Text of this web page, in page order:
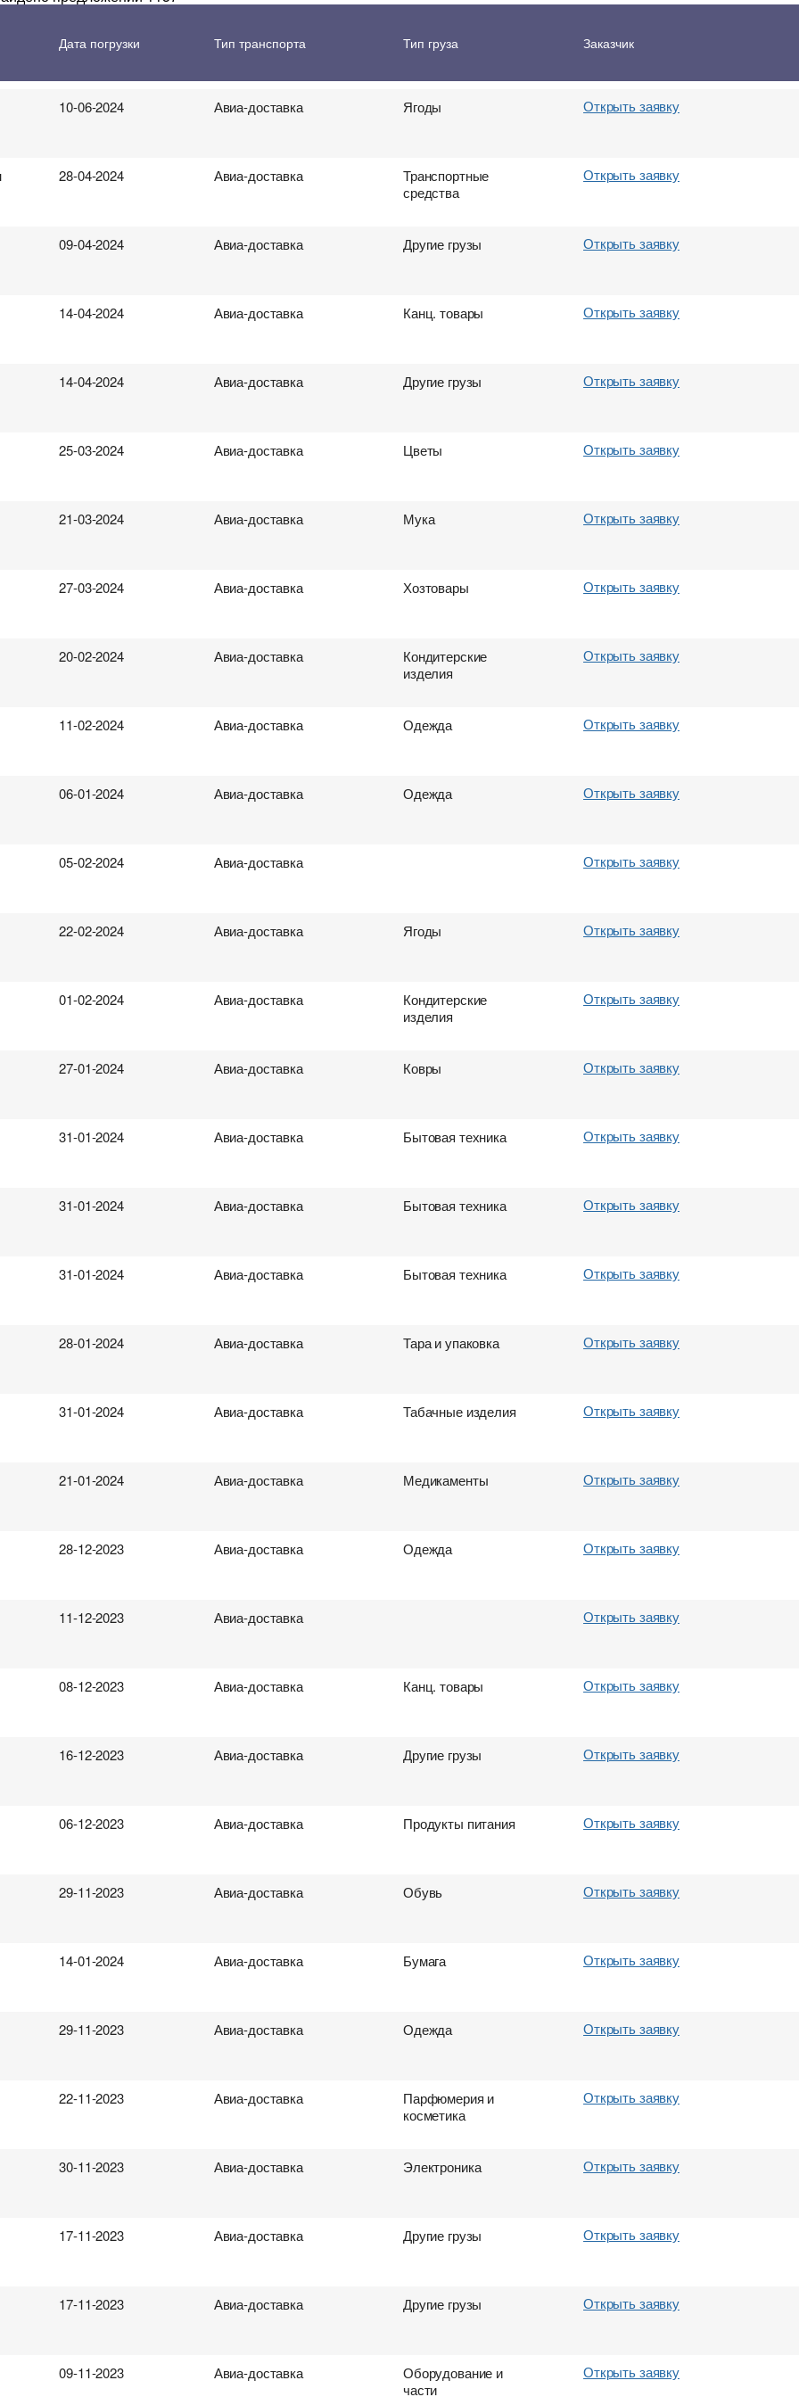
груза
погрузки Контактное лицо Контактный телефон
Отправить
перевозок
доставки
Контактное лицо Контактный телефон
Отправить
Дата погрузки Тип транспорта Тип груза Заказчик
18-04-2024 Авиа-доставка Бумага Открыть заявку
10-06-2024 Авиа-доставка Ягоды Открыть заявку
28-04-2024 Авиа-доставка
Транспортные
средства
Открыть заявку
09-04-2024 Авиа-доставка Другие грузы Открыть заявку
14-04-2024 Авиа-доставка Канц. товары Открыть заявку
14-04-2024 Авиа-доставка Другие грузы Открыть заявку
25-03-2024 Авиа-доставка Цветы Открыть заявку
21-03-2024 Авиа-доставка Мука Открыть заявку
27-03-2024 Авиа-доставка Хозтовары Открыть заявку
20-02-2024 Авиа-доставка
Кондитерские
изделия
Открыть заявку
11-02-2024 Авиа-доставка Одежда Открыть заявку
06-01-2024 Авиа-доставка Одежда Открыть заявку
05-02-2024 Авиа-доставка Открыть заявку
22-02-2024 Авиа-доставка Ягоды Открыть заявку
01-02-2024 Авиа-доставка
Кондитерские
изделия
Открыть заявку
27-01-2024 Авиа-доставка Ковры Открыть заявку
31-01-2024 Авиа-доставка Бытовая техника Открыть заявку
31-01-2024 Авиа-доставка Бытовая техника Открыть заявку
31-01-2024 Авиа-доставка Бытовая техника Открыть заявку
28-01-2024 Авиа-доставка Тара и упаковка Открыть заявку
31-01-2024 Авиа-доставка Табачные изделия Открыть заявку
21-01-2024 Авиа-доставка Медикаменты Открыть заявку
28-12-2023 Авиа-доставка Одежда Открыть заявку
11-12-2023 Авиа-доставка Открыть заявку
08-12-2023 Авиа-доставка Канц. товары Открыть заявку
16-12-2023 Авиа-доставка Другие грузы Открыть заявку
06-12-2023 Авиа-доставка Продукты питания Открыть заявку
29-11-2023 Авиа-доставка Обувь Открыть заявку
14-01-2024 Авиа-доставка Бумага Открыть заявку
29-11-2023 Авиа-доставка Одежда Открыть заявку
22-11-2023 Авиа-доставка
Парфюмерия и
косметика
Открыть заявку
30-11-2023 Авиа-доставка Электроника Открыть заявку
17-11-2023 Авиа-доставка Другие грузы Открыть заявку
17-11-2023 Авиа-доставка Другие грузы Открыть заявку
09-11-2023 Авиа-доставка
Оборудование и
части
Открыть заявку
загрузки Страна выгрузки Город выгрузки
персональных данных.
загрузки Страна выгрузки Город выгрузки
персональных данных.